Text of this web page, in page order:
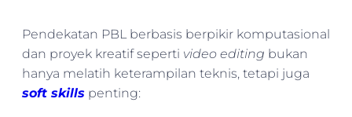
Pendekatan PBL berbasis berpikir komputasional
dan proyek kreatif seperti video editing bukan
hanya melatih keterampilan teknis, tetapi juga
soft skills penting: